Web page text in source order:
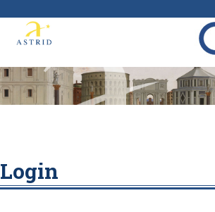
Login